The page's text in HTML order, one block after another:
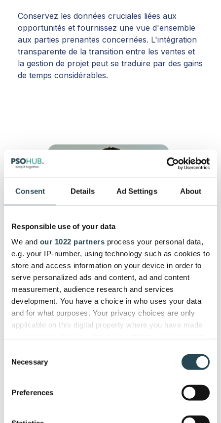
Consent Details Ad Settings About
Responsible use of your data
We and our 1022 partners process your personal data,
e.g. your IP-number, using technology such as cookies to
store and access information on your device in order to
serve personalized ads and content, ad and content
measurement, audience research and services
development. You have a choice in who uses your data
and for what purposes. Your privacy choices are only
applicable on this digital property where you have made
the Privacy trigger icon.
Collect information about your geographical
Selection
Necessary
Preferences
Conservez les données cruciales liées aux
opportunités et fournissez une vue d'ensemble
aux parties prenantes concernées. L'intégration
transparente de la transition entre les ventes et
la gestion de projet peut se traduire par des gains
de temps considérables.
La visibilité multiplateforme
est désormais à portée de
main
Les informations relatives au projet se
chronologie des activités de Pipedrive grâce à
l'intégration bidirectionnelle avec PSOhub. Cela